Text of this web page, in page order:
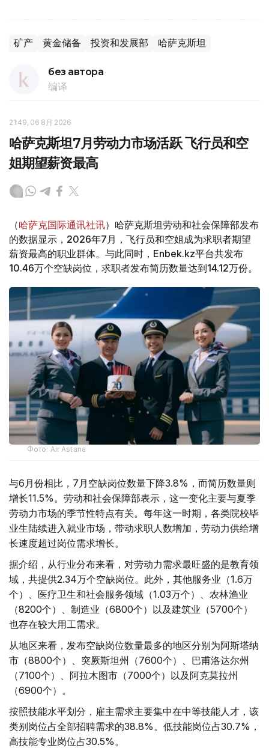
矿产 黄金储备 投资和发展部 哈萨克斯坦
без автора
编译
21:49, 06 8月 2026
哈萨克斯坦7月劳动力市场活跃 飞行员和空
姐期望薪资最高
（哈萨克国际通讯社讯）哈萨克斯坦劳动和社会保障部发布
的数据显示，2026年7月，飞行员和空姐成为求职者期望
薪资最高的职业群体。与此同时，Enbek.kz平台共发布
10.46万个空缺岗位，求职者发布简历数量达到14.12万份。
Фото: Air Astana
与6月份相比，7月空缺岗位数量下降3.8%，而简历数量则
增长11.5%。劳动和社会保障部表示，这一变化主要与夏季
劳动力市场的季节性特点有关。每年这一时期，各类院校毕
业生陆续进入就业市场，带动求职人数增加，劳动力供给增
长速度超过岗位需求增长。
据介绍，从行业分布来看，对劳动力需求最旺盛的是教育领
域，共提供2.34万个空缺岗位。此外，其他服务业（1.6万
个）、医疗卫生和社会服务领域（1.03万个）、农林渔业
（8200个）、制造业（6800个）以及建筑业（5700个）
也存在较大用工需求。
从地区来看，发布空缺岗位数量最多的地区分别为阿斯塔纳
市（8800个）、突厥斯坦州（7600个）、巴甫洛达尔州
（7100个）、阿拉木图市（7000个）以及阿克莫拉州
（6900个）。
按照技能水平划分，雇主需求主要集中在中等技能人才，该
类别岗位占全部招聘需求的38.8%。低技能岗位占30.7%，
高技能专业岗位占30.5%。